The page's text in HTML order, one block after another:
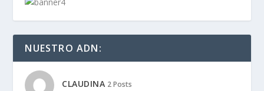
NUESTRO ADN:
CLAUDINA 2 Posts